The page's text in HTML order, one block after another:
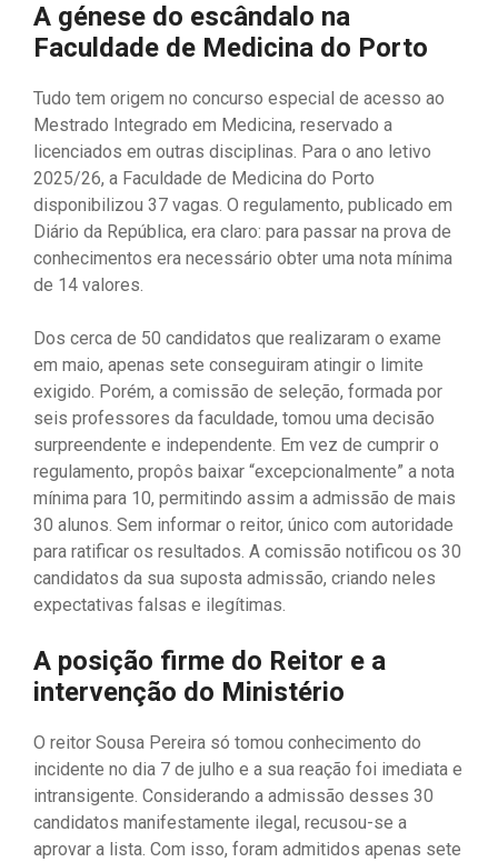
A génese do escândalo na
Faculdade de Medicina do Porto
Tudo tem origem no concurso especial de acesso ao
Mestrado Integrado em Medicina, reservado a
licenciados em outras disciplinas. Para o ano letivo
2025/26, a Faculdade de Medicina do Porto
disponibilizou 37 vagas. O regulamento, publicado em
Diário da República, era claro: para passar na prova de
conhecimentos era necessário obter uma nota mínima
de 14 valores.
Dos cerca de 50 candidatos que realizaram o exame
em maio, apenas sete conseguiram atingir o limite
exigido. Porém, a comissão de seleção, formada por
seis professores da faculdade, tomou uma decisão
surpreendente e independente. Em vez de cumprir o
regulamento, propôs baixar “excepcionalmente” a nota
mínima para 10, permitindo assim a admissão de mais
30 alunos. Sem informar o reitor, único com autoridade
para ratificar os resultados. A comissão notificou os 30
candidatos da sua suposta admissão, criando neles
expectativas falsas e ilegítimas.
A posição firme do Reitor e a
intervenção do Ministério
O reitor Sousa Pereira só tomou conhecimento do
incidente no dia 7 de julho e a sua reação foi imediata e
intransigente. Considerando a admissão desses 30
candidatos manifestamente ilegal, recusou-se a
aprovar a lista. Com isso, foram admitidos apenas sete